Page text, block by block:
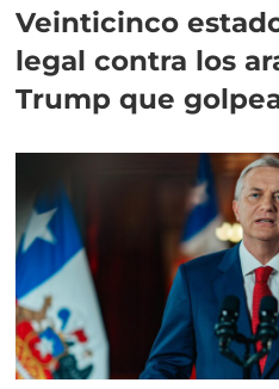
Veinticinco
legal contra los
Trump que